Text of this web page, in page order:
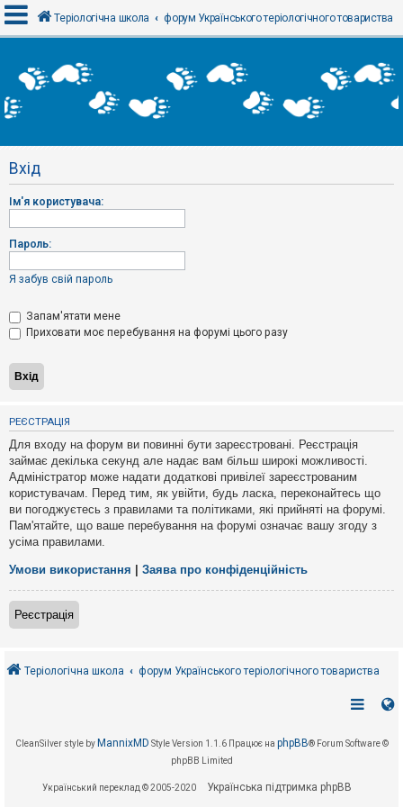
х
і
Р
є
т
р
а
і
Т
м
и
б
з
в
і
д
п
о
в
і
д
е
й
А
к
т
и
і
Теріологічна школа форум Українського теріологічного товариства
Вхід
Ім'я користувача:
Пароль:
Я забув свій пароль
Запам'ятати мене
Приховати моє перебування на форумі цього разу
РЕЄСТРАЦІЯ
Для входу на форум ви повинні бути зареєстровані. Реєстрація
займає декілька секунд але надає вам більш широкі можливості.
Адміністратор може надати додаткові привілеї зареєстрованим
користувачам. Перед тим, як увійти, будь ласка, переконайтесь що
ви погоджуєтесь з правилами та політиками, які прийняті на форумі.
Пам'ятайте, що ваше перебування на форумі означає вашу згоду з
усіма правилами.
Умови використання Заява про конфіденційність
Реєстрація
Теріологічна школа форум Українського теріологічного товариства
CleanSilver style by MannixMD Style Version 1.1.6 Працює на phpBB® Forum Software ©
phpBB Limited
Український переклад © 2005-2020 Українська підтримка phpBB